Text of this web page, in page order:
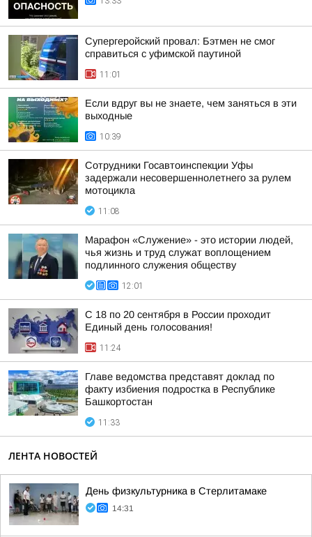
Супергеройский провал: Бэтмен не смог
справиться с уфимской паутиной
11:01
Если вдруг вы не знаете, чем заняться в эти
выходные
10:39
Сотрудники Госавтоинспекции Уфы
задержали несовершеннолетнего за рулем
мотоцикла
11:08
Марафон «Служение» - это истории людей,
чья жизнь и труд служат воплощением
подлинного служения обществу
12:01
С 18 по 20 сентября в России проходит
Единый день голосования!
11:24
Главе ведомства представят доклад по
факту избиения подростка в Республике
Башкортостан
11:33
ЛЕНТА НОВОСТЕЙ
День физкультурника в Стерлитамаке
14:31